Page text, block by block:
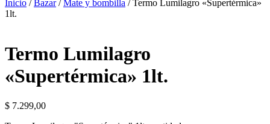
Inicio /Bazar/Mate y bombilla / Termo Lumilagro «Supertérmica»
1lt.
Termo Lumilagro
«Supertérmica» 1lt.
$ 7.299,00